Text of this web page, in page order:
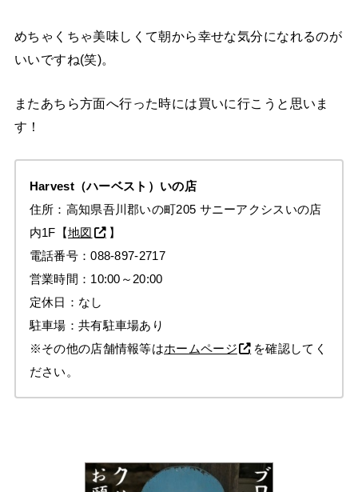
めちゃくちゃ美味しくて朝から幸せな気分になれるのが
いいですね(笑)。
またあちら方面へ行った時には買いに行こうと思いま
す！
Harvest（ハーベスト）いの店
住所：高知県吾川郡いの町205 サニーアクシスいの店
内1F【地図
】
電話番号：088-897-2717
営業時間：10:00～20:00
定休日：なし
駐車場：共有駐車場あり
※その他の店舗情報等はホームページ
を確認してく
ださい。